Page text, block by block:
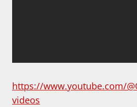
https://www.youtube.com/
videos